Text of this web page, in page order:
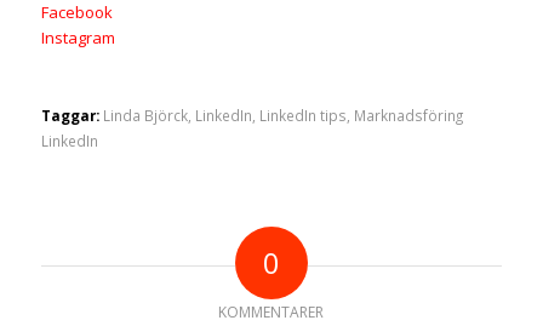
Facebook
Instagram
Taggar: Linda Björck, LinkedIn, LinkedIn tips, Marknadsföring
LinkedIn
0
KOMMENTARER